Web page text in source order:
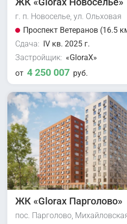
г. п. Новоселье, ул. Ольховая
Проспект Ветеранов (16.5
Сдача: IV кв. 2025 г.
Застройщик: «GloraX»
от 4 250 007 руб.
ЖК «Glorax Парголово»
пос. Парголово,